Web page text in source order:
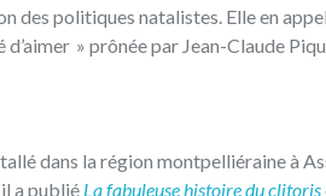
des politiques natalistes. Elle en
» prônée par Jean-Claude
dans la région montpelliéraine à
a publié La fabuleuse histoire du clitoris